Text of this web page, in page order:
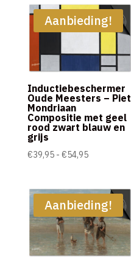
Aanbieding!
Inductiebeschermer
Oude Meesters – Piet
Mondriaan
Compositie met geel
rood zwart blauw en
grijs
€39,95 - €54,95Prijsklasse:
€54,95
Aanbieding!